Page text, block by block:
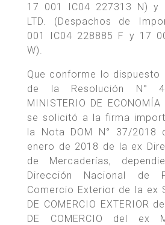
17 001 IC04 227313 N) y
LTD. (Despachos de
001 IC04 228885 F y 17
W).
Que conforme lo dispuesto
de la Resolución N°
MINISTERIO DE ECONOMÍA
se solicitó a la firma
la Nota DOM N° 37/2018
enero de 2018 de la ex
de Mercaderías,
Dirección Nacional de
Comercio Exterior de la ex
DE COMERCIO EXTERIOR
DE COMERCIO del ex